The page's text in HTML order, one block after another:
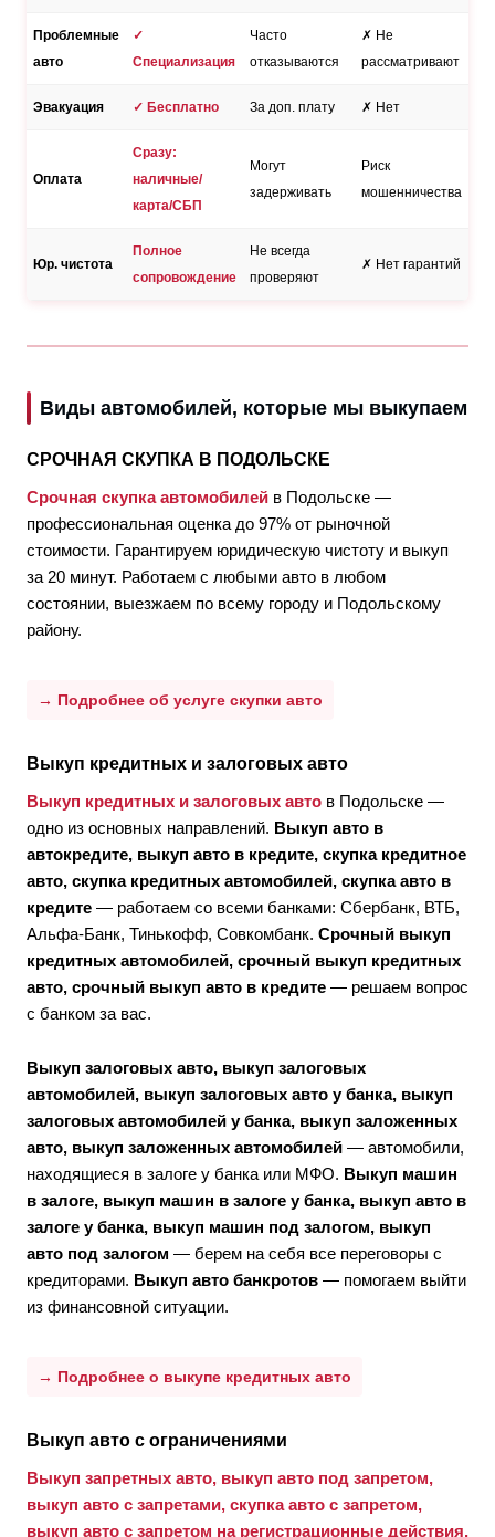
Проблемные
авто
✓
Специализация
Часто
отказываются
✗ Не
рассматривают
Эвакуация ✓ Бесплатно За доп. плату ✗ Нет
Оплата
Сразу:
наличные/
карта/СБП
Могут
задерживать
Риск
мошенничества
Юр. чистота
Полное
сопровождение
Не всегда
проверяют
✗ Нет гарантий
Виды автомобилей, которые мы выкупаем
СРОЧНАЯ СКУПКА В ПОДОЛЬСКЕ
Срочная скупка автомобилей в Подольске —
профессиональная оценка до 97% от рыночной
стоимости. Гарантируем юридическую чистоту и выкуп
за 20 минут. Работаем с любыми авто в любом
состоянии, выезжаем по всему городу и Подольскому
району.
→ Подробнее об услуге скупки авто
Выкуп кредитных и залоговых авто
Выкуп кредитных и залоговых авто в Подольске —
одно из основных направлений. Выкуп авто в
автокредите, выкуп авто в кредите, скупка кредитное
авто, скупка кредитных автомобилей, скупка авто в
кредите — работаем со всеми банками: Сбербанк, ВТБ,
Альфа-Банк, Тинькофф, Совкомбанк. Срочный выкуп
кредитных автомобилей, срочный выкуп кредитных
авто, срочный выкуп авто в кредите — решаем вопрос
с банком за вас.
Выкуп залоговых авто, выкуп залоговых
автомобилей, выкуп залоговых авто у банка, выкуп
залоговых автомобилей у банка, выкуп заложенных
авто, выкуп заложенных автомобилей — автомобили,
находящиеся в залоге у банка или МФО. Выкуп машин
в залоге, выкуп машин в залоге у банка, выкуп авто в
залоге у банка, выкуп машин под залогом, выкуп
авто под залогом — берем на себя все переговоры с
кредиторами. Выкуп авто банкротов — помогаем выйти
из финансовной ситуации.
→ Подробнее о выкупе кредитных авто
Выкуп авто с ограничениями
Выкуп запретных авто, выкуп авто под запретом,
выкуп авто с запретами, скупка авто с запретом,
выкуп авто с запретом на регистрационные действия,